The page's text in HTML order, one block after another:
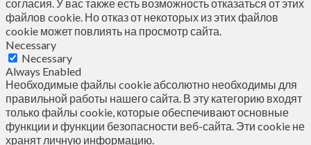
согласия. У вас также есть возможность отказаться от этих
файлов cookie. Но отказ от некоторых из этих файлов
cookie может повлиять на просмотр сайта.
Necessary
Necessary
Always Enabled
Необходимые файлы cookie абсолютно необходимы для
правильной работы нашего сайта. В эту категорию входят
только файлы cookie, которые обеспечивают основные
функции и функции безопасности веб-сайта. Эти cookie не
хранят личную информацию.